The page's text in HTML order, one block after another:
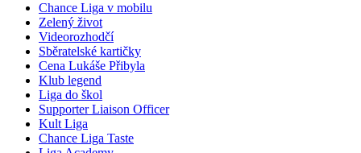
Chance Liga v mobilu
Zelený život
Videorozhodčí
Sběratelské kartičky
Cena Lukáše Přibyla
Klub legend
Liga do škol
Supporter Liaison Officer
Kult Liga
Chance Liga Taste